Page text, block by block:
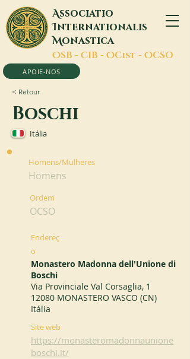
Associatio
Internationalis
Monastica
OSB - CIB - OCist - OCSO
APOIE-NOS
< Retour
Boschi
Itália
Homens/Mulheres
Homens
Ordem
OCSO
Endereç
o
Monastero Madonna dell'Unione di
Boschi
Via Provinciale Val Corsaglia, 1
12080 MONASTERO VASCO (CN)
Itália
Site web
https://monasteromadonnaunione
boschi.it/